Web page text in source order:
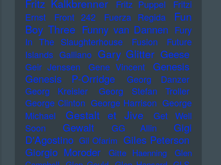
Fritz Kalkbrenner Fritz Puppel
Fritzi
Ernst
Front 242 Fuerza Regida
Fun
Boy Three Funny van Dannen Fury
In The Slaughterhouse
Fusion
Future
Islands Galliano Gary Glitter Geese
Geir Jenssen Gene Vincent
Genesis
Genesis P-Orridge
Georg Danzer
Georg Kreisler
Georg Stefan Troller
George Clinton George Harrison George
Michael
Gestalt et Jive
Get Well
Soon
Gewalt GG Allin
Gigi
D'Agostino Gil Ofarim Giles Peterson
Giorgio Moroder
Gitte Haenning
Glen